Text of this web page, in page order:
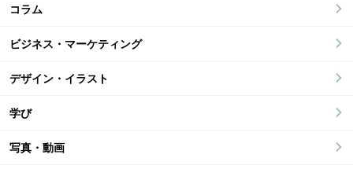
コラム
ビジネス・マーケティング
デザイン・イラスト
学び
写真・動画